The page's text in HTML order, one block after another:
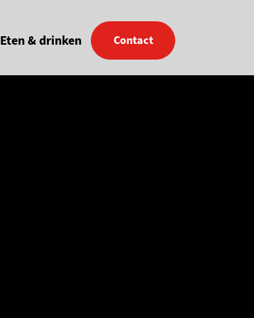
Eten & drinken Contact